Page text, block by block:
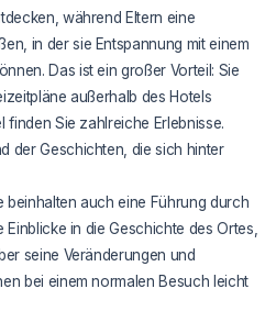
während Eltern eine
in der sie Entspannung mit einem
Das ist ein großer Vorteil: Sie
außerhalb des Hotels
finden Sie zahlreiche Erlebnisse.
der Geschichten, die sich hinter
beinhalten auch eine Führung durch
in die Geschichte des Ortes,
seine Veränderungen und
bei einem normalen Besuch leicht